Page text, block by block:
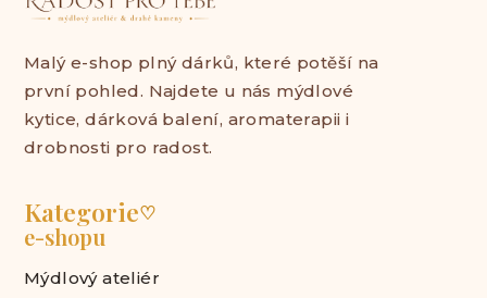
Malý e-shop plný dárků, které potěší na
první pohled. Najdete u nás mýdlové
kytice, dárková balení, aromaterapii i
drobnosti pro radost.
Kategorie♡
e-shopu
Mýdlový ateliér